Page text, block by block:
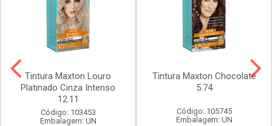
Tintura Maxton Louro
Platinado Cinza Intenso
12.11
Código: 103453
Embalagem: UN
Tintura Maxton Chocolate
5.74
Código: 105745
Embalagem: UN